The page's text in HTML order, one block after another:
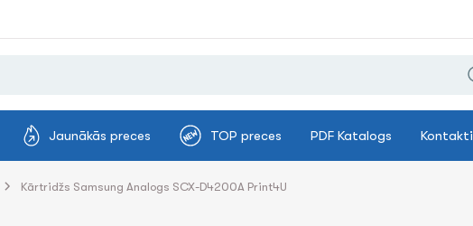
Jaunākās preces TOP preces PDF Katalogs Kontakti
Kārtridžs Samsung Analogs SCX-D4200A Print4U